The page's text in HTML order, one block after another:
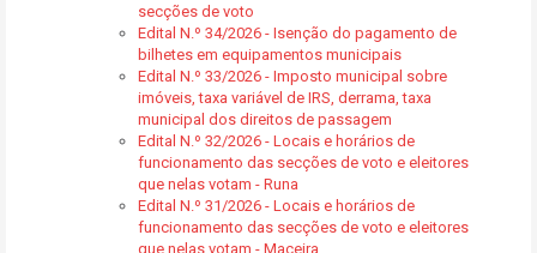
secções de voto
Edital N.º 34/2026 - Isenção do pagamento de
bilhetes em equipamentos municipais
Edital N.º 33/2026 - Imposto municipal sobre
imóveis, taxa variável de IRS, derrama, taxa
municipal dos direitos de passagem
Edital N.º 32/2026 - Locais e horários de
funcionamento das secções de voto e eleitores
que nelas votam - Runa
Edital N.º 31/2026 - Locais e horários de
funcionamento das secções de voto e eleitores
que nelas votam - Maceira